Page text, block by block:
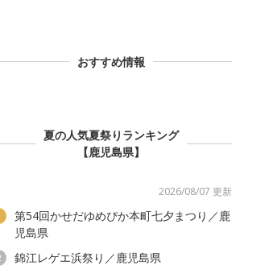
おすすめ情報
夏の人気夏祭りランキング
【鹿児島県】
2026/08/07 更新
第54回かせだゆめぴか本町七夕まつり／鹿
児島県
錦江レゲエ浜祭り／鹿児島県